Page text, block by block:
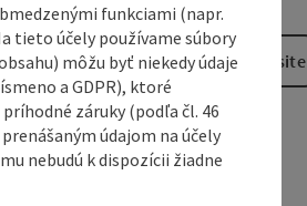
To the website
funkciami (napr.
tieto účely používame súbory
môžu byť niekedy údaje
a GDPR), ktoré
záruky (podľa čl. 46
údajom na účely
nebudú k dispozícii žiadne